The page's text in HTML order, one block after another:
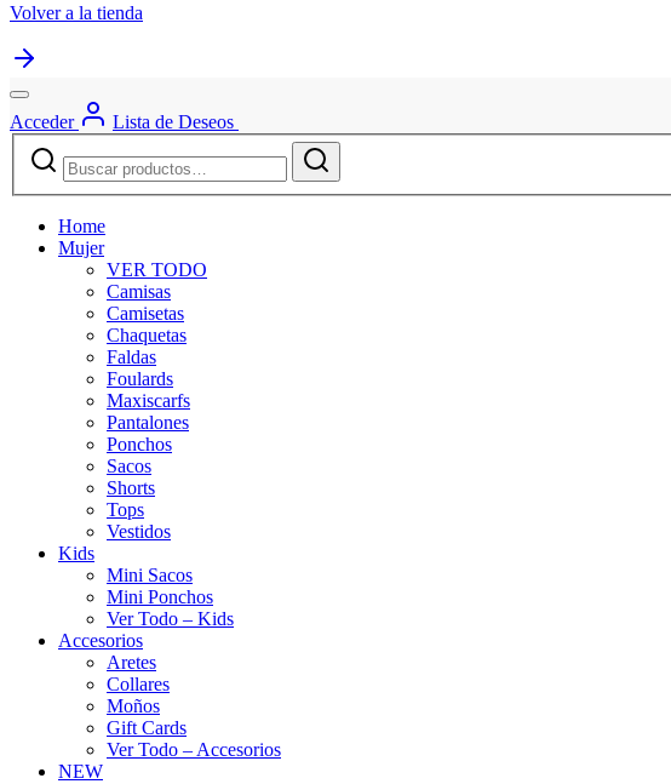
Volver a la tienda
Acceder
Lista de Deseos
Buscar
por:
Buscar
Home
Mujer
VER TODO
Camisas
Camisetas
Chaquetas
Faldas
Foulards
Maxiscarfs
Pantalones
Ponchos
Sacos
Shorts
Tops
Vestidos
Kids
Mini Sacos
Mini Ponchos
Ver Todo – Kids
Accesorios
Aretes
Collares
Moños
Gift Cards
Ver Todo – Accesorios
NEW